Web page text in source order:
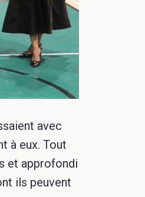
avec
à eux. Tout
et approfondi
ils peuvent